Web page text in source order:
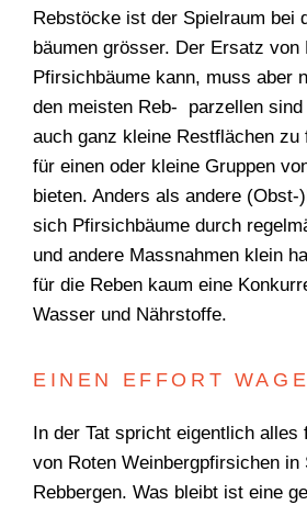
Rebstöcke ist der Spielraum bei
bäumen grösser. Der Ersatz von
Pfirsichbäume kann, muss aber
den meisten Reb- p­arzellen
auch ganz kleine Restflächen zu
für einen oder kleine Gruppen
bieten. Anders als andere (Obst-
sich Pfirsich­bäume durch
und andere Massnahmen klein
für die Reben kaum eine
Wasser und Nährstoffe.
EINEN EFFORT
In der Tat spricht eigentlich alles
von Roten Weinbergpfirsichen in
Rebbergen. Was bleibt ist eine